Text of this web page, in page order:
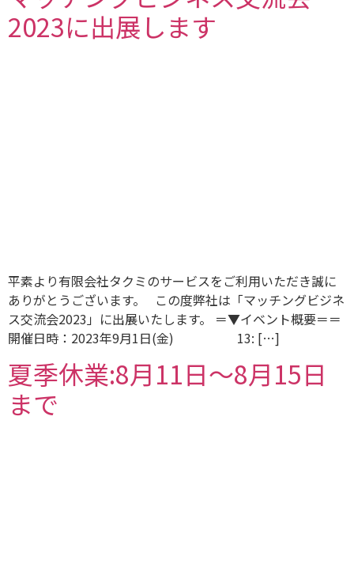
2023に出展します
平素より有限会社タクミのサービスをご利用いただき誠に
ありがとうございます。 この度弊社は「マッチングビジネ
ス交流会2023」に出展いたします。 ＝▼イベント概要＝＝
開催日時：2023年9月1日(金) 13: […]
夏季休業:8月11日〜8月15日
まで